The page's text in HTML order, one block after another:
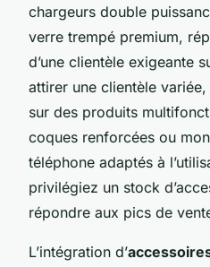
chargeurs double
verre trempé premium,
d’une clientèle exigeante
attirer une clientèle
sur des produits
coques renforcées ou
téléphone adaptés à
privilégiez un stock
répondre aux pics de
L’intégration d’